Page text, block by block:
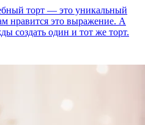
торт — это уникальный
нравится это выражение. А
создать один и тот же торт.